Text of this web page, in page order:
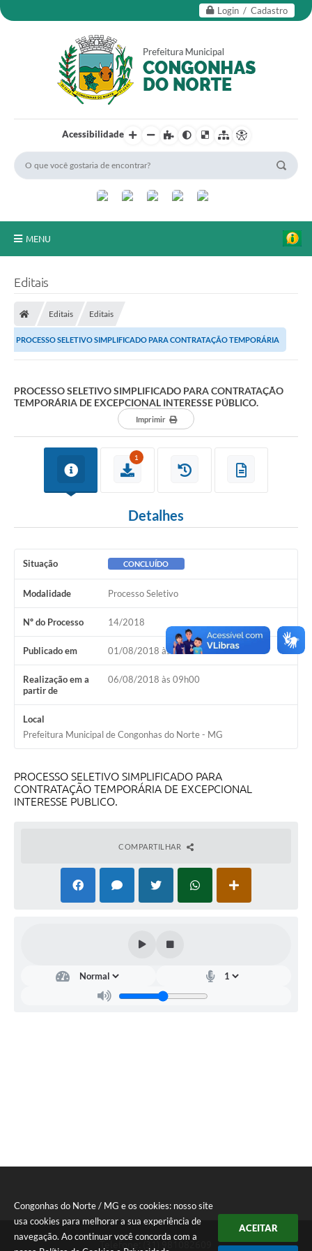
Congonhas do Norte / MG e os cookies: nosso site
usa cookies para melhorar a sua experiência de
navegação. Ao continuar você concorda com a
ACEITAR
Login / Cadastro
Acessibilidade
MENU
Ouvidoria
Legislação
Carta de Serviços
Serviços Online
Telefones Úteis
Editais
Editais Editais
PROCESSO SELETIVO SIMPLIFICADO PARA CONTRATAÇÃO TEMPORÁRIA
PROCESSO SELETIVO SIMPLIFICADO PARA CONTRATAÇÃO
TEMPORÁRIA DE EXCEPCIONAL INTERESSE PÚBLICO.
Imprimir
1
Detalhes
Situação CONCLUÍDO
Modalidade Processo Seletivo
Nº do Processo 14/2018
Publicado em 01/08/2018 às 16h00
Realização em a
partir de
06/08/2018 às 09h00
Local
Prefeitura Municipal de Congonhas do Norte - MG
PROCESSO SELETIVO SIMPLIFICADO PARA
CONTRATAÇÃO TEMPORÁRIA DE EXCEPCIONAL
INTERESSE PUBLICO.
COMPARTILHAR